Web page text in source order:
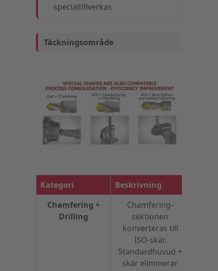
specialtillverkas
Täckningsområde
Kategori Beskrivning
Chamfering +
Drilling
Chamfering-
sektionen
konverteras till
ISO-skär.
Standardhuvud +
skär eliminerar